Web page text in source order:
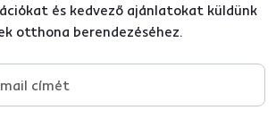
és kedvező ajánlatokat küldünk
otthona berendezéséhez.